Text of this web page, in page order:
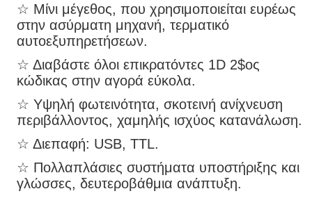
☆ Μίνι μέγεθος, που χρησιμοποιείται ευρέως
στην ασύρματη μηχανή, τερματικό
αυτοεξυπηρετήσεων.
☆ Διαβάστε όλοι επικρατόντες 1D 2$ος
κώδικας στην αγορά εύκολα.
☆ Υψηλή φωτεινότητα, σκοτεινή ανίχνευση
περιβάλλοντος, χαμηλής ισχύος κατανάλωση.
☆ Διεπαφή: USB, TTL.
☆ Πολλαπλάσιες συστήματα υποστήριξης και
γλώσσες, δευτεροβάθμια ανάπτυξη.